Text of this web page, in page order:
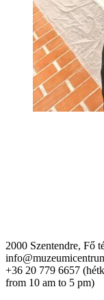
2000 Szentendre, Fő
+36 20 779 6657
from 10 am to 5 pm)